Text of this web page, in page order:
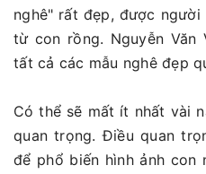
nghê" rất đẹp, được
từ con rồng. Nguyễn
tất cả các mẫu nghê đẹp
Có thể sẽ mất ít nhất vài
quan trọng. Điều quan
để phổ biến hình ảnh con